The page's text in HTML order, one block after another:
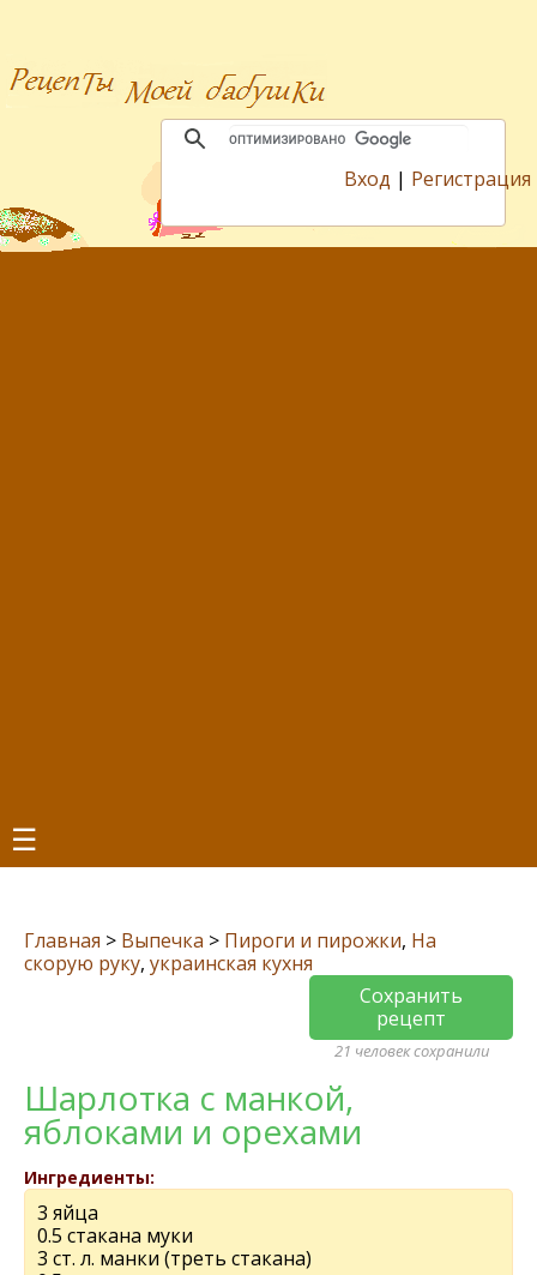
Вход | Регистрация
☰
Главная > Выпечка > Пироги и пирожки, На
скорую руку, украинская кухня
Сохранить
рецепт
21 человек сохранили
Шарлотка с манкой,
яблоками и орехами
Ингредиенты:
3 яйца
0.5 стакана муки
3 ст. л. манки (треть стакана)